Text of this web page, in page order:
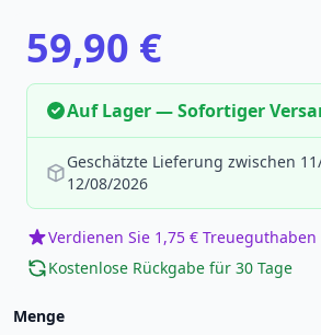
59,90 €
Auf Lager — Sofortiger
Geschätzte Lieferung zwischen
12/08/2026
Verdienen Sie 1,75 € Treueguthaben
Kostenlose Rückgabe für 30 Tage
Menge